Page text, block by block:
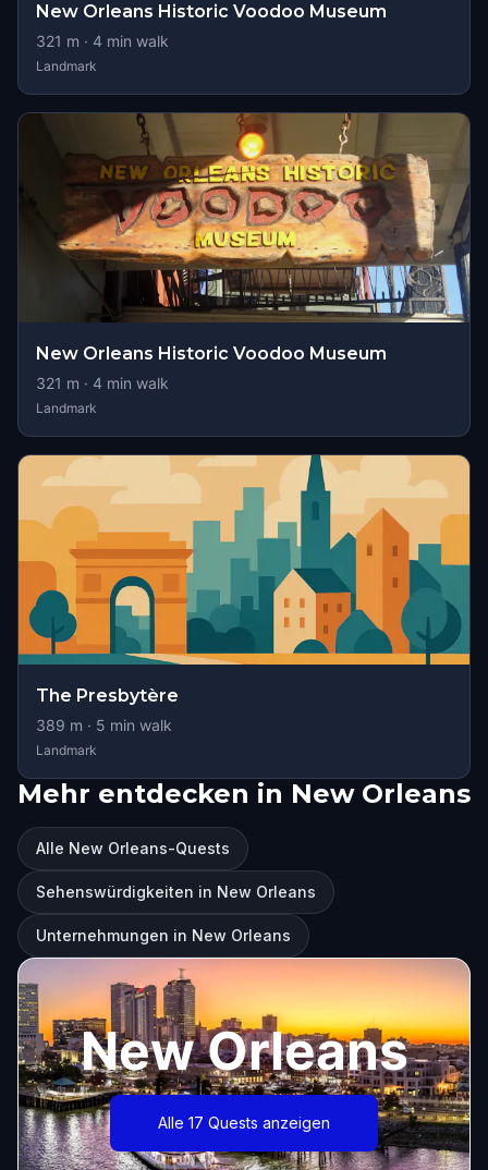
New Orleans Historic Voodoo Museum
321 m · 4 min walk
Landmark
New Orleans Historic Voodoo Museum
321 m · 4 min walk
Landmark
The Presbytère
389 m · 5 min walk
Landmark
Mehr entdecken in New Orleans
Alle New Orleans-Quests
Sehenswürdigkeiten in New Orleans
Unternehmungen in New Orleans
New Orleans
Alle 17 Quests anzeigen